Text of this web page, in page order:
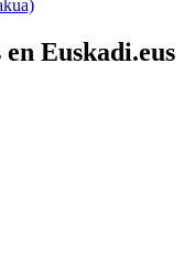
Euskadi.eus